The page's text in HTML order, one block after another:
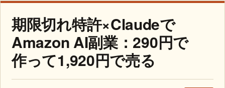
期限切れ特許×Claudeで
Amazon AI副業：290円で
作って1,920円で売る